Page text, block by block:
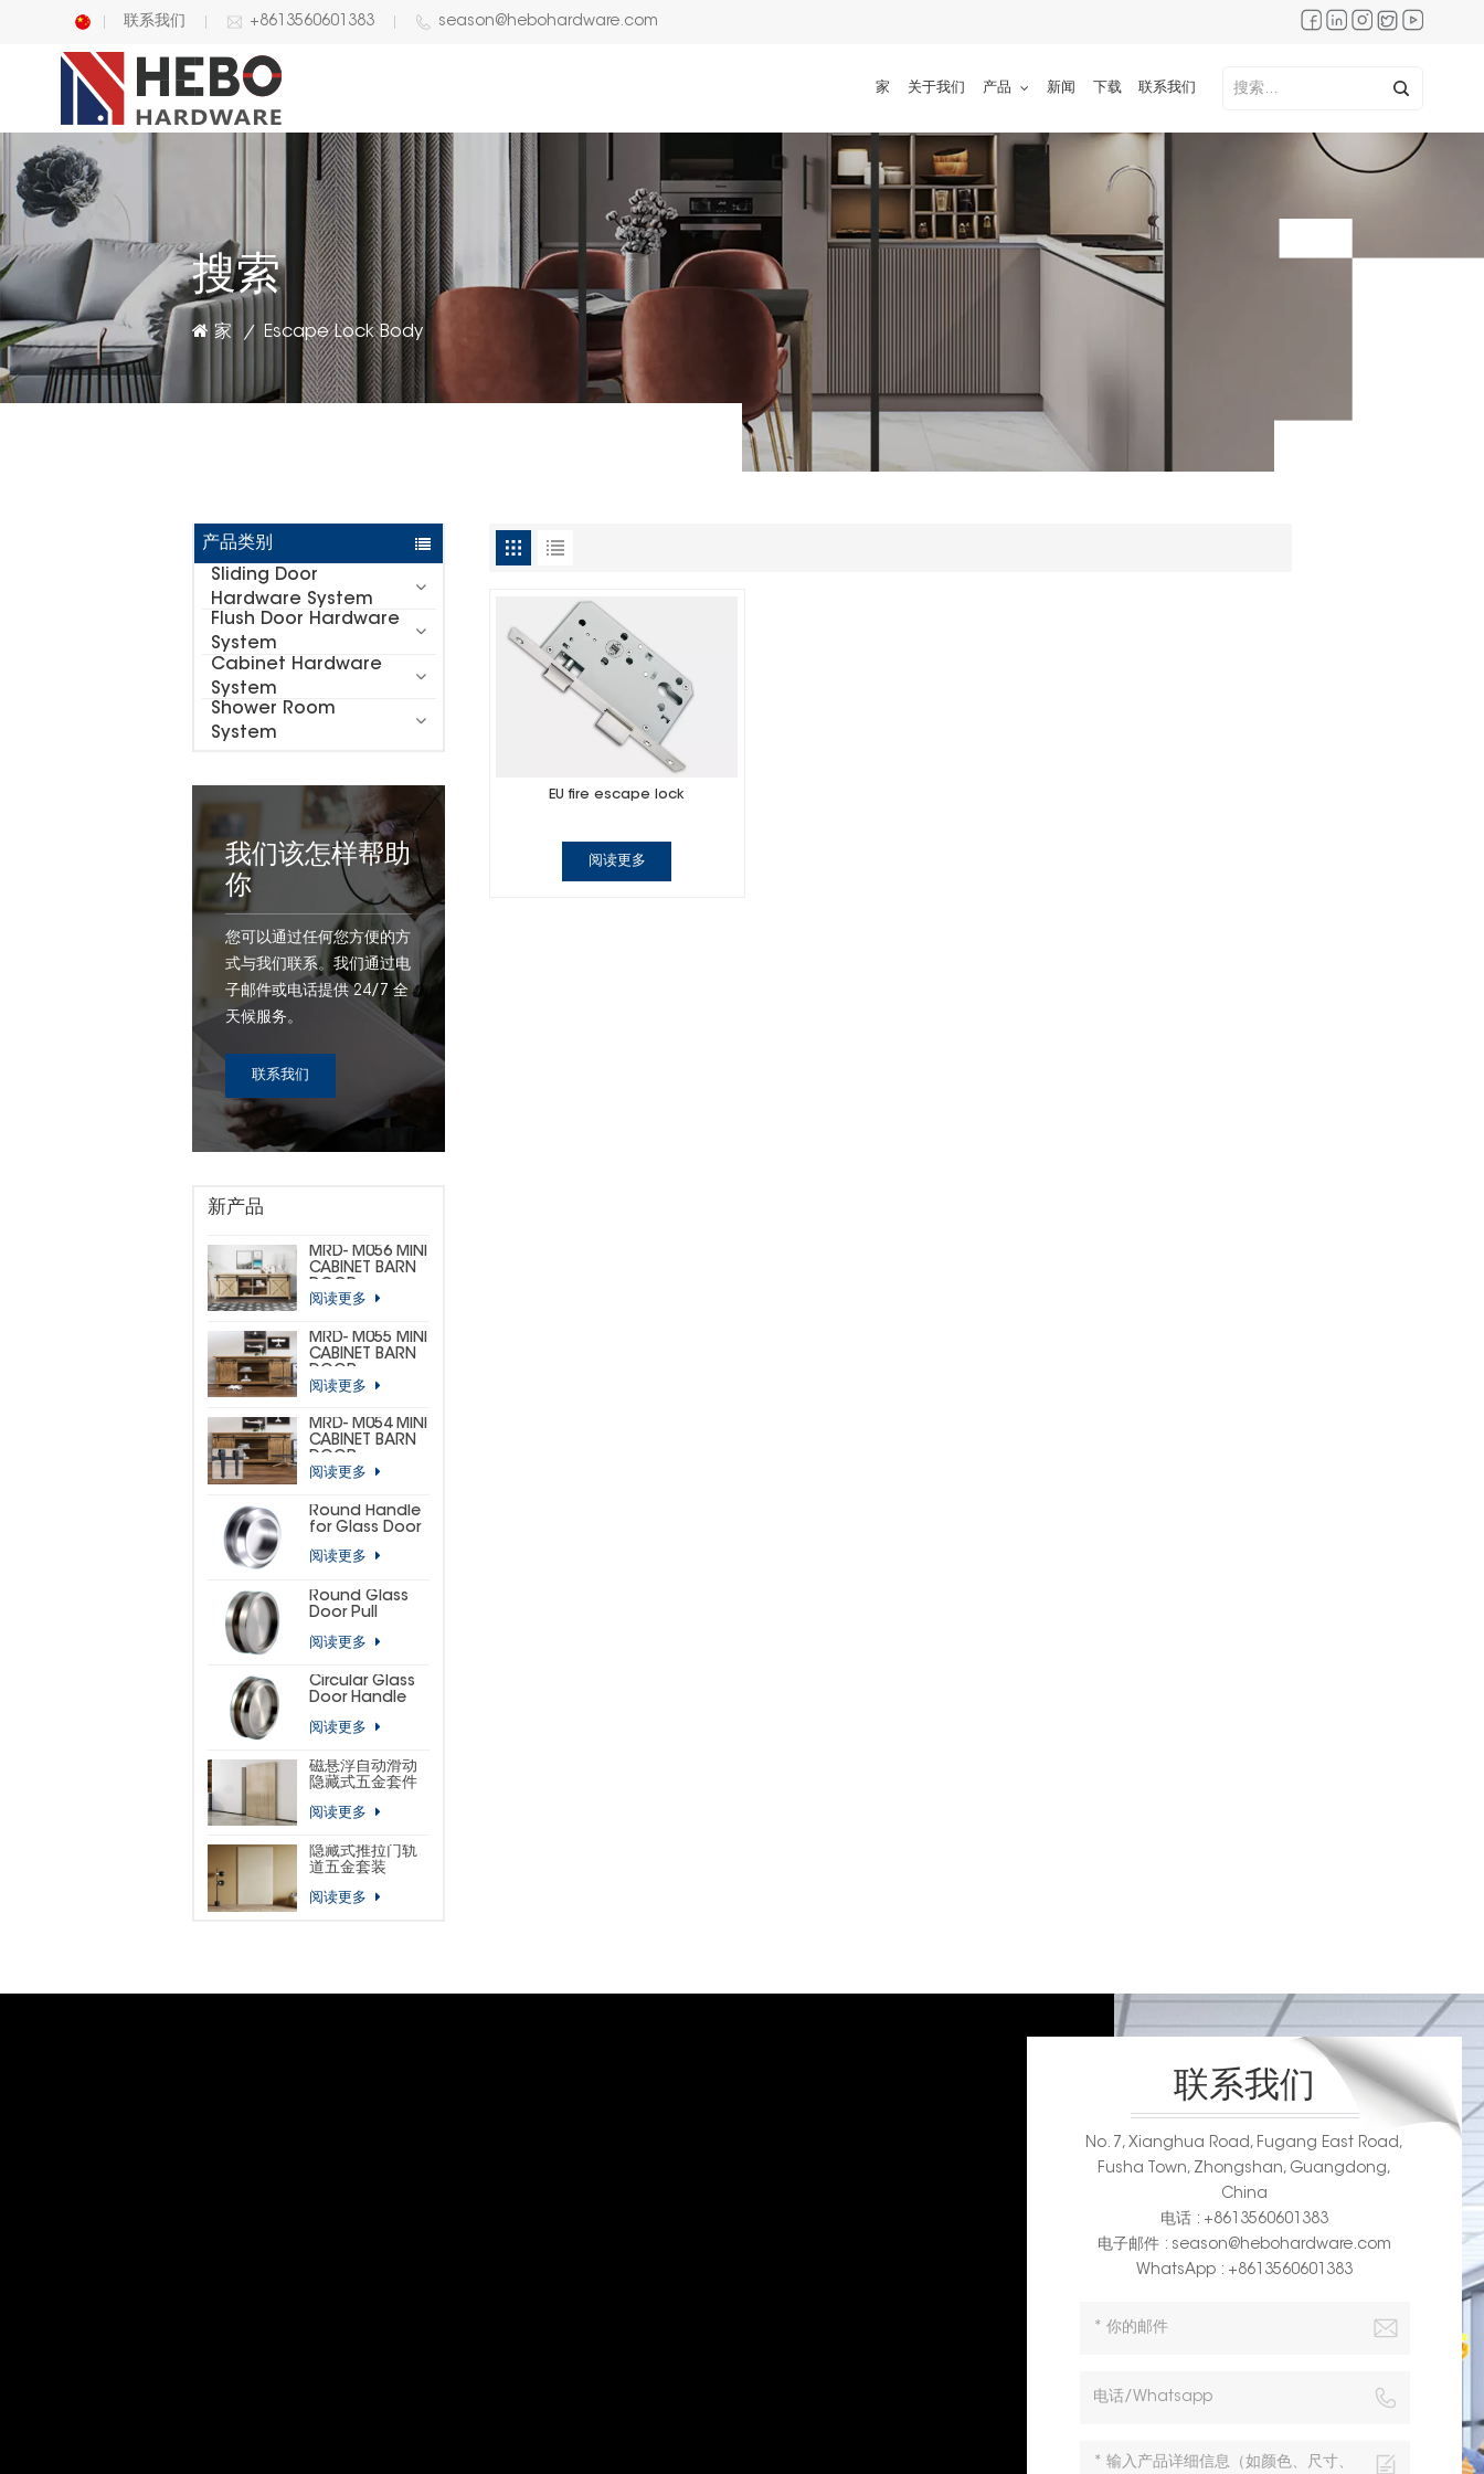
English
联系我们 +8613560601383 season@hebohardware.com
家 关于我们 产品 新闻 下载 联系我们
搜索
家 / Escape Lock Body
产品类别
Sliding Door
Hardware System
Flush Door Hardware
System
Cabinet Hardware
System
Shower Room
System
我们该怎样帮助
你
您可以通过任何您方便的方
式与我们联系。我们通过电
子邮件或电话提供 24/7 全
天候服务。
联系我们
新产品
MRD- M056 MINI
CABINET BARN
HARDWARE KIT
阅读更多
MRD- M055 MINI
CABINET BARN
HARDWARE KIT
HORSESHOE)
阅读更多
MRD- M054 MINI
CABINET BARN
HARDWARE KIT
HORSESHOE)
阅读更多
Round Handle
for Glass Door
阅读更多
Round Glass
Door Pull
阅读更多
Circular Glass
Door Handle
阅读更多
磁悬浮自动滑动
隐藏式五金套件
阅读更多
隐藏式推拉门轨
道五金套装
阅读更多
EU fire escape lock
阅读更多
联系我们
No. 7, Xianghua Road, Fugang East Road,
Fusha Town, Zhongshan, Guangdong,
China
电话 : +8613560601383
电子邮件 : season@hebohardware.com
WhatsApp : +8613560601383